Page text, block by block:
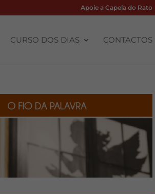
Apoie a Capela do Rato
CURSO DOS DIAS CONTACTOS